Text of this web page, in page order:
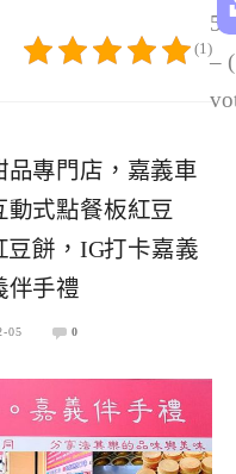
5/
–
(1)
品專門店，嘉義車
式點餐板紅豆
豆餅，IG打卡嘉義
伴手禮
05 0